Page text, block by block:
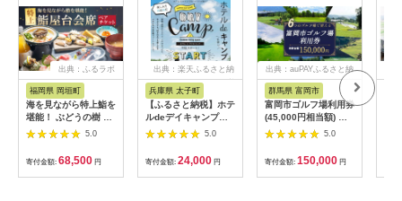
出典：ふるラボ
福岡県 岡垣町
海を見ながら特上鮨を
堪能！ ぶどうの樹 鮨
屋台ペア お食事券 海
鮮 海 屋台 食事 ペア
福岡県 岡垣町
5.0
寄付金額: 68,500 円
出典：楽天ふるさと納
税
兵庫県 太子町
【ふるさと納税】ホテ
ルdeデイキャンプ体
験チケット
【1364991】
5.0
寄付金額: 24,000 円
出典：auPAYふるさと納
群馬県 富岡市
富岡市ゴルフ場利用券
(45,000円相当額) ゴ
ルフ チケット 平日 土
日 祝日 プレー券 関東
群馬県 首都圏 F20E-
382
5.0
寄付金額: 150,000 円